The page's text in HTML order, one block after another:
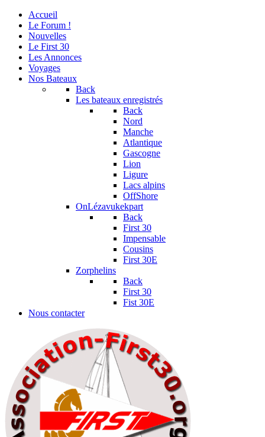
Accueil
Le Forum !
Nouvelles
Le First 30
Les Annonces
Voyages
Nos Bateaux
Back
Les bateaux enregistrés
Back
Nord
Manche
Atlantique
Gascogne
Lion
Ligure
Lacs alpins
OffShore
OnLézavukekpart
Back
First 30
Impensable
Cousins
First 30E
Zorphelins
Back
First 30
Fist 30E
Nous contacter